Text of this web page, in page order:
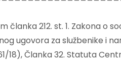
članka 212. st. 1. Zakona o
ugovora za službenike i
18), Članka 32. Statuta